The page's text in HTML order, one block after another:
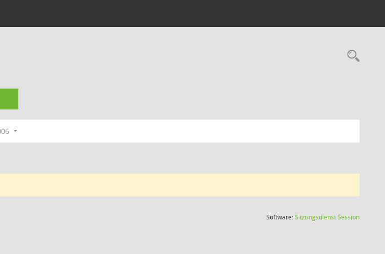
Software:SitzungsdienstSession(Wird in